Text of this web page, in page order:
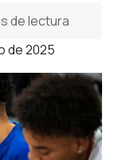
de 2025
de lectura